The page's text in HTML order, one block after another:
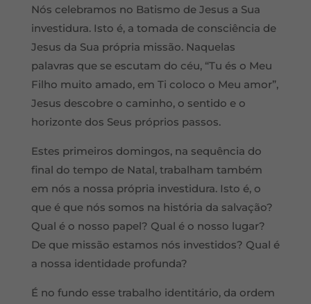
Nós celebramos no Batismo de Jesus a Sua
investidura. Isto é, a tomada de consciência de
Jesus da Sua própria missão. Naquelas
palavras que se escutam do céu, “Tu és o Meu
Filho muito amado, em Ti coloco o Meu amor”,
Jesus descobre o caminho, o sentido e o
horizonte dos Seus próprios passos.
Estes primeiros domingos, na sequência do
final do tempo de Natal, trabalham também
em nós a nossa própria investidura. Isto é, o
que é que nós somos na história da salvação?
Qual é o nosso papel? Qual é o nosso lugar?
De que missão estamos nós investidos? Qual é
a nossa identidade profunda?
É no fundo esse trabalho identitário, da ordem